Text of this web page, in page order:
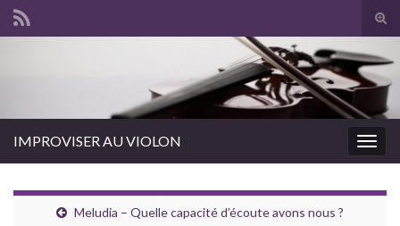
IMPROVISER AU VIOLON
Meludia – Quelle capacité d’écoute avons nous ?